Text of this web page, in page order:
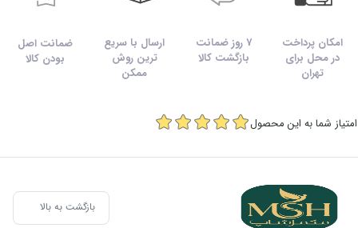
امکان پرداخت
در محل برای
تهران
7 روز ضمانت
بازگشت کالا
ارسال با سریع
ترین روش
ممکن
ضمانت اصل
بودن کالا
امتیاز شما به این محصول
بازگشت به بالا